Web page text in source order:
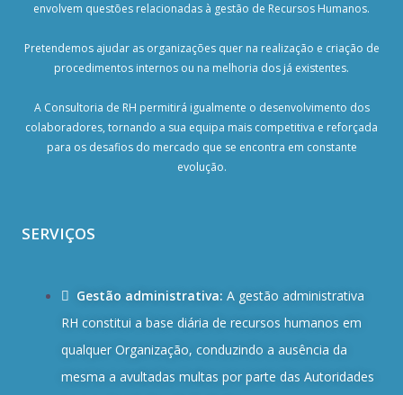
envolvem questões relacionadas à gestão de Recursos Humanos.
Pretendemos ajudar as organizações quer na realização e criação de
procedimentos internos ou na melhoria dos já existentes.
A Consultoria de RH permitirá igualmente o desenvolvimento dos
colaboradores, tornando a sua equipa mais competitiva e reforçada
para os desafios do mercado que se encontra em constante
evolução.
SERVIÇOS
Gestão administrativa: A gestão administrativa
RH constitui a base diária de recursos humanos em
qualquer Organização, conduzindo a ausência da
mesma a avultadas multas por parte das Autoridades